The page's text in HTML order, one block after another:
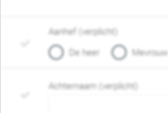
Aanhef (verplicht)
De heer
Mevrouw
Achternaam (verplicht)